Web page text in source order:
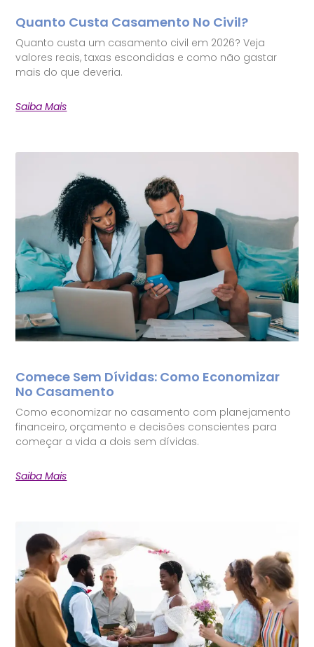
Quanto Custa Casamento No Civil?
Quanto custa um casamento civil em 2026? Veja
valores reais, taxas escondidas e como não gastar
mais do que deveria.
Saiba Mais
Comece Sem Dívidas: Como Economizar
No Casamento
Como economizar no casamento com planejamento
financeiro, orçamento e decisões conscientes para
começar a vida a dois sem dívidas.
Saiba Mais